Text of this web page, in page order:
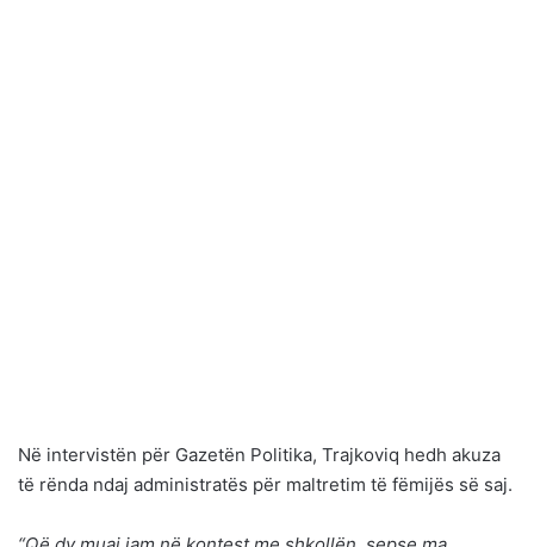
Në intervistën për Gazetën Politika, Trajkoviq hedh akuza
të rënda ndaj administratës për maltretim të fëmijës së saj.